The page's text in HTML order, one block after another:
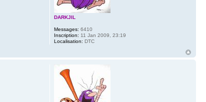
DARKJIL
Messages: 6410
Inscription: 11 Jan 2009, 23:19
Localisation: DTC